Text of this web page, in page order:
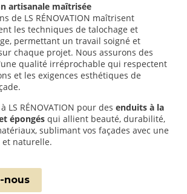
artisanale maîtrisée
de LS RÉNOVATION maîtrisent
les techniques de talochage et
permettant un travail soigné et
chaque projet. Nous assurons des
qualité irréprochable qui respectent
et les exigences esthétiques de
LS RÉNOVATION pour des enduits à la
épongés qui allient beauté, durabilité,
sublimant vos façades avec une
naturelle.
nous